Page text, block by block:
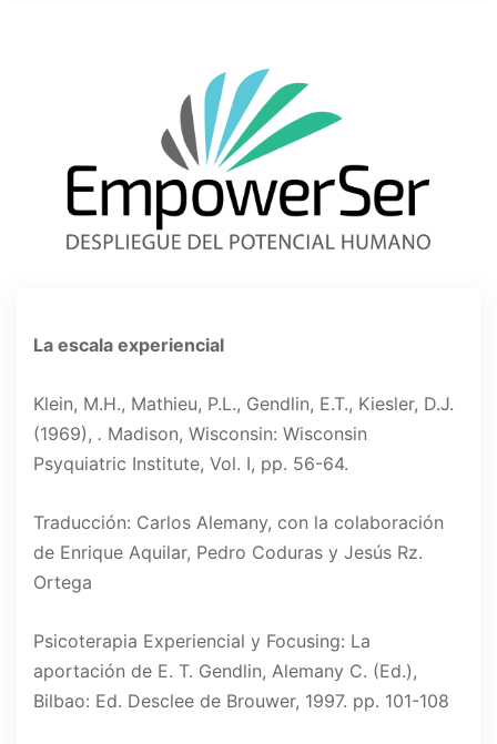
La escala experiencial
Klein, M.H., Mathieu, P.L., Gendlin, E.T., Kiesler, D.J.
(1969), . Madison, Wisconsin: Wisconsin
Psyquiatric Institute, Vol. I, pp. 56-64.
Traducción: Carlos Alemany, con la colaboración
de Enrique Aquilar, Pedro Coduras y Jesús Rz.
Ortega
Psicoterapia Experiencial y Focusing: La
aportación de E. T. Gendlin, Alemany C. (Ed.),
Bilbao: Ed. Desclee de Brouwer, 1997. pp. 101-108